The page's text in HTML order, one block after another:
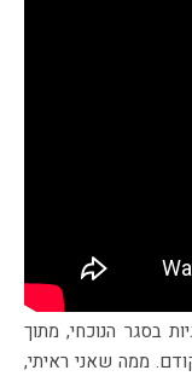
ממה שאני ראיתי,